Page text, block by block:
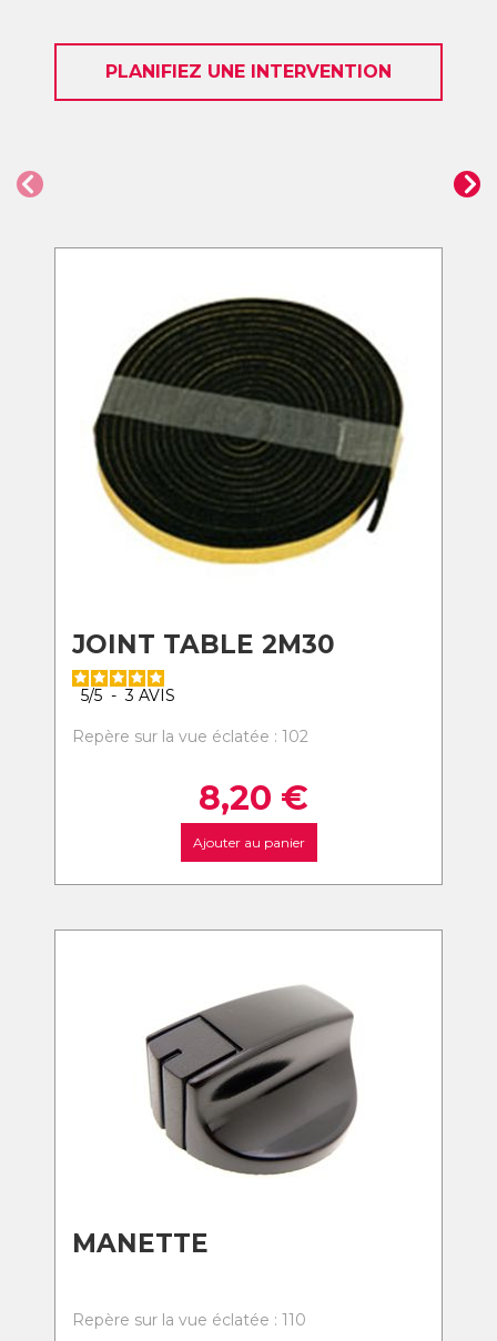
PLANIFIEZ UNE INTERVENTION
JOINT TABLE 2M30
5/5 - 3 AVIS
Repère sur la vue éclatée : 102
8,20 €
Ajouter au panier
MANETTE
Repère sur la vue éclatée : 110